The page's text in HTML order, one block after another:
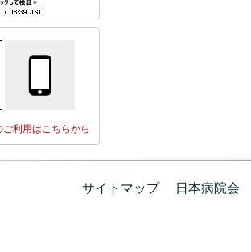
利用はこちらから
サイトマップ 日本病院会